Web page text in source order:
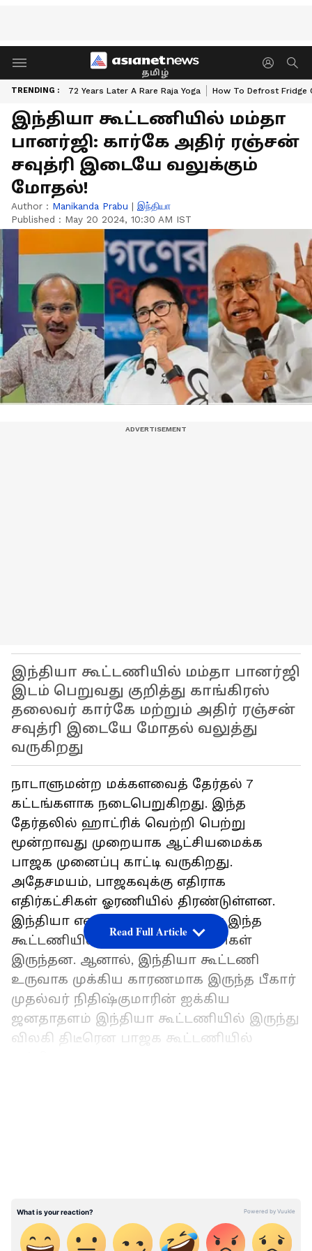
தமிழ்
TRENDING : 72 Years Later A Rare Raja Yoga How To Defrost Fridge
இந்தியா கூட்டணியில் மம்தா
பானர்ஜி: கார்கே அதிர் ரஞ்சன்
சவுத்ரி இடையே வலுக்கும்
மோதல்!
Author : Manikanda Prabu | இந்தியா
Published : May 20 2024, 10:30 AM IST
இந்தியா கூட்டணியில் மம்தா பானர்ஜி
இடம் பெறுவது குறித்து காங்கிரஸ்
தலைவர் கார்கே மற்றும் அதிர் ரஞ்சன்
சவுத்ரி இடையே மோதல் வலுத்து
வருகிறது
நாடாளுமன்ற மக்களவைத் தேர்தல் 7
கட்டங்களாக நடைபெறுகிறது. இந்த
தேர்தலில் ஹாட்ரிக் வெற்றி பெற்று
மூன்றாவது முறையாக ஆட்சியமைக்க
பாஜக முனைப்பு காட்டி வருகிறது.
அதேசமயம், பாஜகவுக்கு எதிராக
எதிர்கட்சிகள் ஓரணியில் திரண்டுள்ளன.
இந்தியா என பெயரிடப்பட்டுள்ள இந்த
கூட்டணியில் முன்னதாக 28 கட்சிகள்
இருந்தன. ஆனால், இந்தியா கூட்டணி
உருவாக முக்கிய காரணமாக இருந்த பீகார்
முதல்வர் நிதிஷ்குமாரின் ஐக்கிய
ஜனதாதளம் இந்தியா கூட்டணியில் இருந்து
விலகி திடீரென பாஜக கூட்டணியில்
முதல்வரும், திரிணாமூல் காங்கிரஸ்
கட்சியின் தலைவருமான மம்தா பானர்ஜி
Read Full Article